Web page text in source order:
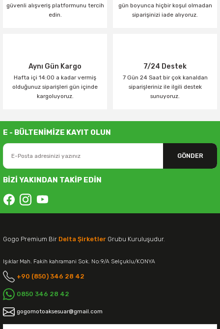
güvenli alışveriş platformunu tercih
edin.
gün boyunca hiçbir koşul olmadan
siparişinizi iade alıyoruz.
Aynı Gün Kargo
Hafta içi 14:00 a kadar vermiş
olduğunuz siparişleri gün içinde
kargoluyoruz.
7/24 Destek
7 Gün 24 Saat bir çok kanaldan
siparişleriniz ile ilgili destek
sunuyoruz.
E - BÜLTENİMİZE KAYIT OLUN
GÖNDER
BİZİ YAKINDAN TAKİP EDİN
Gogo Premium Bir Delta Şirketler Grubu Kuruluşudur.
Işıklar Mah. Fakih kahramani Sok. No:9/A Selçuklu/KONYA
+90 (850) 346 28 42
0850 346 28 42
gogomotoaksesuar@gmail.com